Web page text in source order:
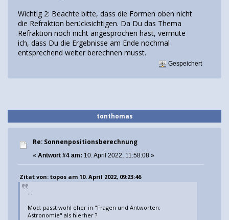
Wichtig 2: Beachte bitte, dass die Formen oben nicht
die Refraktion berücksichtigen. Da Du das Thema
Refraktion noch nicht angesprochen hast, vermute
ich, dass Du die Ergebnisse am Ende nochmal
entsprechend weiter berechnen musst.
Gespeichert
tonthomas
Re: Sonnenpositionsberechnung
« Antwort #4 am: 10. April 2022, 11:58:08 »
Zitat von: topos am 10. April 2022, 09:23:46
...
Mod: passt wohl eher in "Fragen und Antworten:
Astronomie" als hierher ?